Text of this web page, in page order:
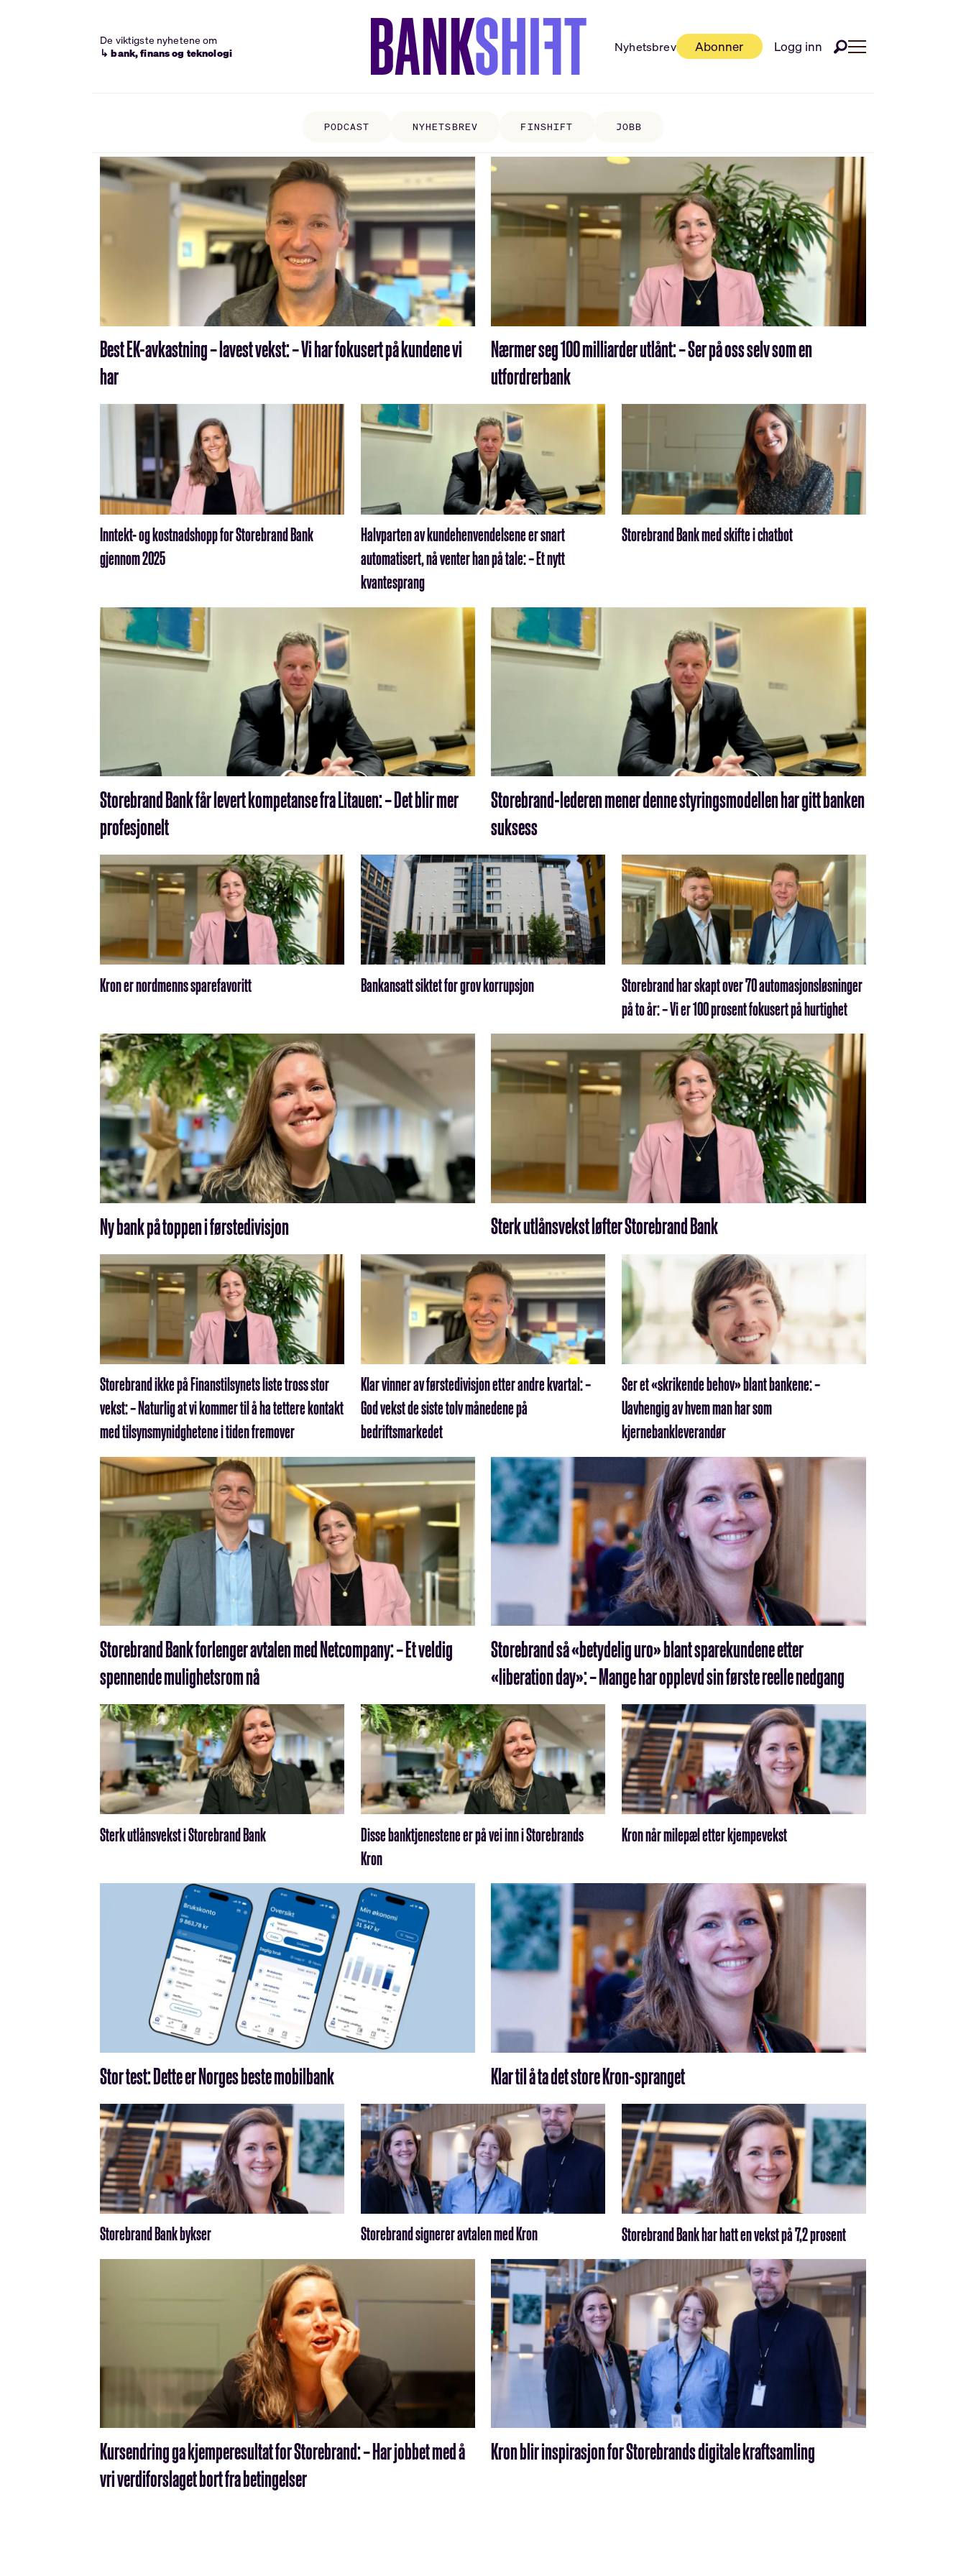
De viktigste nyhetene om
↳ bank, finans og teknologi
Nyhetsbrev Abonner Logg inn
PODCAST NYHETSBREV FINSHIFT JOBB
Best EK-avkastning – lavest vekst: – Vi har fokusert på kundene vi
har
Nærmer seg 100 milliarder utlånt: – Ser på oss selv som en
utfordrerbank
Inntekt- og kostnadshopp for Storebrand Bank
gjennom 2025
Halvparten av kundehenvendelsene er snart
automatisert, nå venter han på tale: – Et nytt
kvantesprang
Storebrand Bank med skifte i chatbot
Storebrand Bank får levert kompetanse fra Litauen: – Det blir mer
profesjonelt
Storebrand-lederen mener denne styringsmodellen har gitt banken
suksess
Kron er nordmenns sparefavoritt Bankansatt siktet for grov korrupsjon
Storebrand har skapt over 70 automasjons­løsninger
på to år: – Vi er 100 prosent fokusert på hurtighet
Ny bank på toppen i førstedivisjon Sterk utlånsvekst løfter Storebrand Bank
Storebrand ikke på Finanstilsynets liste tross stor
vekst: – Naturlig at vi kommer til å ha tettere kontakt
med tilsynsmynidghetene i tiden fremover
Klar vinner av førstedivisjon etter andre kvartal: –
God vekst de siste tolv månedene på
bedriftsmarkedet
Ser et «skrikende behov» blant bankene: –
Uavhengig av hvem man har som
kjernebankleverandør
Storebrand Bank forlenger avtalen med Netcompany: – Et veldig
spennende mulighetsrom nå
Storebrand så «betydelig uro» blant sparekundene etter
«liberation day»: – Mange har opplevd sin første reelle nedgang
Sterk utlånsvekst i Storebrand Bank
Disse banktjenestene er på vei inn i Storebrands
Kron
Kron når milepæl etter kjempevekst
Stor test: Dette er Norges beste mobilbank Klar til å ta det store Kron-spranget
Storebrand Bank bykser Storebrand signerer avtalen med Kron Storebrand Bank har hatt en vekst på 7,2 prosent
Kursendring ga kjemperesultat for Storebrand: – Har jobbet med å
vri verdiforslaget bort fra betingelser
Kron blir inspirasjon for Storebrands digitale kraftsamling